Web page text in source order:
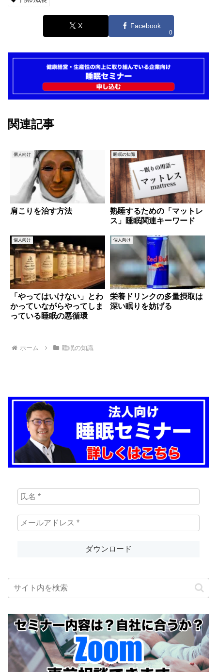
X Facebook
0
関連記事
個人向け
肩こりを治す方法
睡眠の知識
熟睡するための「マットレ
ス」睡眠関連キーワード
個人向け
「やってはいけない」とわ
かっていながらやってしま
っている睡眠の悪循環
個人向け
栄養ドリンクの多量摂取は
深い眠りを妨げる
ホーム 睡眠の知識